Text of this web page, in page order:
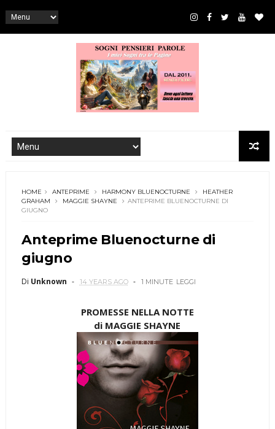
HOME ANTEPRIME HARMONY BLUENOCTURNE
HEATHER
GRAHAM
MAGGIE SHAYNE
ANTEPRIME BLUENOCTURNE DI
GIUGNO
Anteprime Bluenocturne di
giugno
Di Unknown 14 YEARS AGO 1 MINUTE LEGGI
PROMESSE NELLA NOTTE
di MAGGIE SHAYNE